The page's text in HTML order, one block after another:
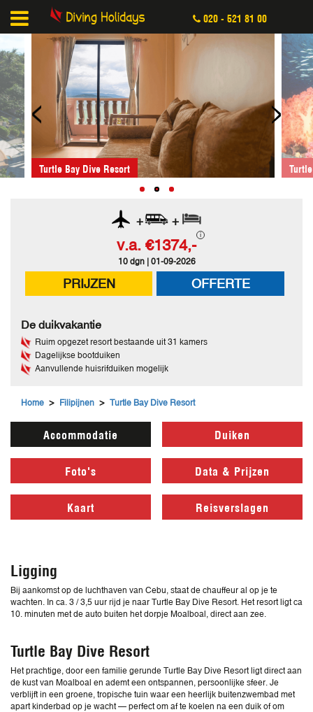
020 - 521 81 00
Turtle Bay Dive Resort
< >
+ +
v.a. €1374,-
10 dgn | 01-09-2026
PRIJZEN OFFERTE
De duikvakantie
Ruim opgezet resort bestaande uit 31 kamers
Dagelijkse bootduiken
Aanvullende huisrifduiken mogelijk
Home > Filipijnen > Turtle Bay Dive Resort
Accommodatie Duiken
Foto's Data & Prijzen
Kaart Reisverslagen
Ligging
Bij aankomst op de luchthaven van Cebu, staat de chauffeur al op je te
wachten. In ca. 3 / 3,5 uur rijd je naar Turtle Bay Dive Resort. Het resort ligt ca
10. minuten met de auto buiten het dorpje Moalboal, direct aan zee.
Turtle Bay Dive Resort
Het prachtige, door een familie gerunde Turtle Bay Dive Resort ligt direct aan
de kust van Moalboal en ademt een ontspannen, persoonlijke sfeer. Je
verblijft in een groene, tropische tuin waar een heerlijk buitenzwembad met
apart kinderbad op je wacht — perfect om af te koelen na een duik of om